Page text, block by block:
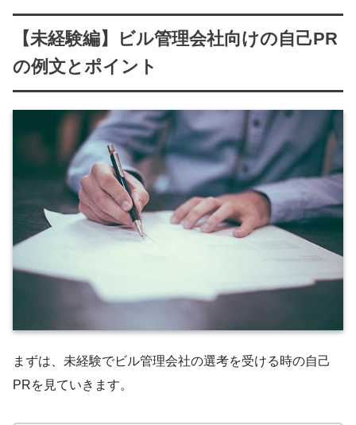
【未経験編】ビル管理会社向けの自己PR
の例文とポイント
まずは、未経験でビル管理会社の選考を受ける時の自己
PRを見ていきます。